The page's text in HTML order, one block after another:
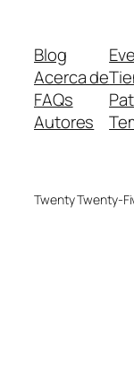
Blog
Acerca de
FAQs
Autores
Twenty Twenty-